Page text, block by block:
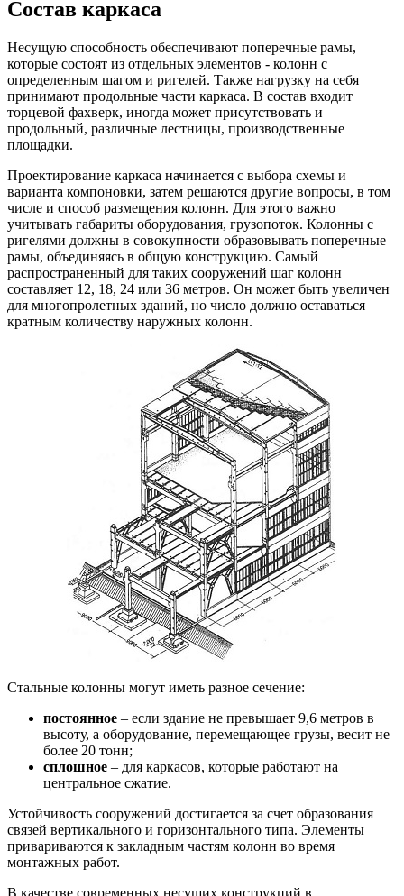
Состав каркаса
Несущую способность обеспечивают поперечные рамы,
которые состоят из отдельных элементов - колонн с
определенным шагом и ригелей. Также нагрузку на себя
принимают продольные части каркаса. В состав входит
торцевой фахверк, иногда может присутствовать и
продольный, различные лестницы, производственные
площадки.
Проектирование каркаса начинается с выбора схемы и
варианта компоновки, затем решаются другие вопросы, в том
числе и способ размещения колонн. Для этого важно
учитывать габариты оборудования, грузопоток. Колонны с
ригелями должны в совокупности образовывать поперечные
рамы, объединяясь в общую конструкцию. Самый
распространенный для таких сооружений шаг колонн
составляет 12, 18, 24 или 36 метров. Он может быть увеличен
для многопролетных зданий, но число должно оставаться
кратным количеству наружных колонн.
Стальные колонны могут иметь разное сечение:
постоянное – если здание не превышает 9,6 метров в
высоту, а оборудование, перемещающее грузы, весит не
более 20 тонн;
сплошное – для каркасов, которые работают на
центральное сжатие.
Устойчивость сооружений достигается за счет образования
связей вертикального и горизонтального типа. Элементы
привариваются к закладным частям колонн во время
монтажных работ.